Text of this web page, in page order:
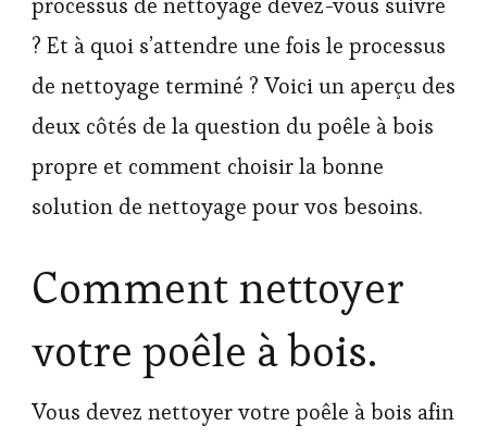
? Et à quoi s’attendre une fois le processus
de nettoyage terminé ? Voici un aperçu des
deux côtés de la question du poêle à bois
propre et comment choisir la bonne
solution de nettoyage pour vos besoins.
Comment nettoyer
votre poêle à bois.
Vous devez nettoyer votre poêle à bois afin